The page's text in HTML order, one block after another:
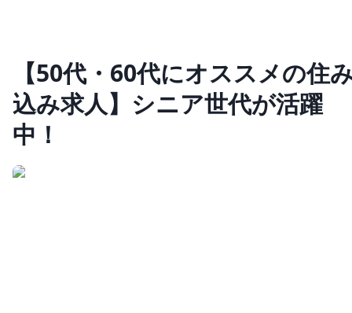
【50代・60代にオススメの住
込み求人】シニア世代が活躍
中！